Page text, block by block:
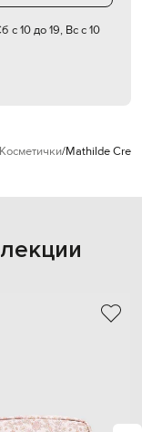
с 10 до 19, Вс с 10
Косметички Mathilde